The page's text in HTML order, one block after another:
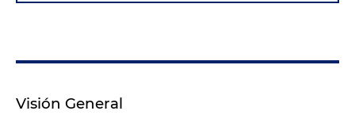
Visión General